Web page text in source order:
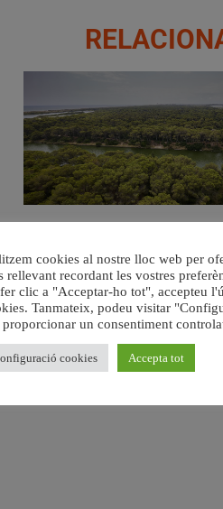
6 agost, 2026
cookies al nostre lloc web per
rellevant recordant les vostres
clic a "Acceptar-ho tot", accepteu
Tanmateix, podeu visitar
proporcionar un consentiment
cookies Accepta tot